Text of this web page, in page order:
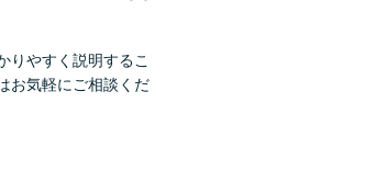
りやすく説明するこ
お気軽にご相談くだ